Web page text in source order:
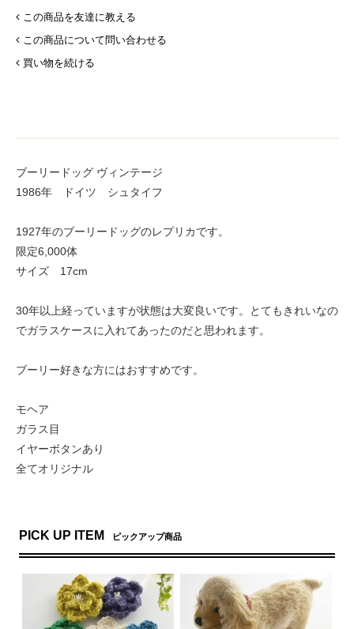
この商品を友達に教える
この商品について問い合わせる
買い物を続ける
ブーリードッグ ヴィンテージ
1986年 ドイツ シュタイフ
1927年のブーリードッグのレプリカです。
限定6,000体
サイズ 17cm
30年以上経っていますが状態は大変良いです。とてもきれいなの
でガラスケースに入れてあったのだと思われます。
ブーリー好きな方にはおすすめです。
モヘア
ガラス目
イヤーボタンあり
全てオリジナル
PICK UP ITEM ピックアップ商品